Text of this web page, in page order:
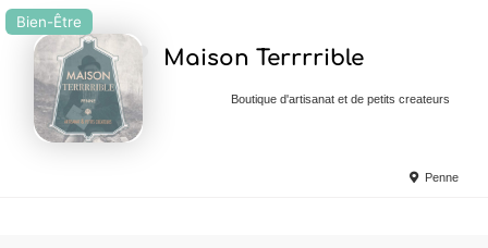
Bien-Être
Maison Terrrrible
Boutique d'artisanat et de petits createurs
Penne